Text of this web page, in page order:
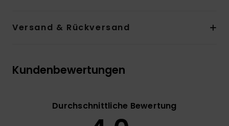
Versand & Rückversand
Kundenbewertungen
Durchschnittliche Bewertung